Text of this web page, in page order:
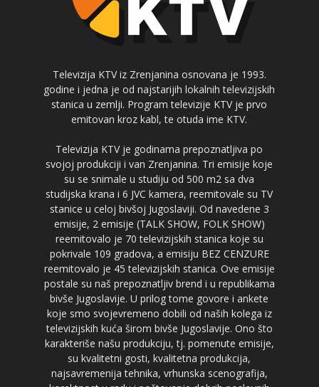
Televizija KTV iz Zrenjanina osnovana je 1993.
godine i jedna je od najstarijih lokalnih televizijskih
stanica u zemlji. Program televizije KTV je prvo
emitovan kroz kabl, te otuda ime KTV.
Televizija KTV je godinama prepoznatljiva po
svojoj produkciji i van Zrenjanina. Tri emisije koje
su se snimale u studiju od 500 m2 sa dva
studijska krana i 6 JVC kamera, reemitovale su TV
stanice u celoj bivšoj Jugoslaviji. Od navedene 3
emisije, 2 emisije (TALK SHOW, FOLK SHOW)
reemitovalo je 70 televizijskih stanica koje su
pokrivale 109 gradova, a emisiju BEZ CENZURE
reemitovalo je 45 televizijskih stanica. Ove emisije
postale su naš prepoznatljiv brend i u republikama
bivše Jugoslavije. U prilog tome govore i ankete
koje smo svojevremeno dobili od naših kolega iz
televizijskih kuća širom bivše Jugoslavije. Ono što
karakteriše našu produkciju, tj. pomenute emisije,
su kvalitetni gosti, kvalitetna produkcija,
najsavremenija tehnika, vrhunska scenografija,